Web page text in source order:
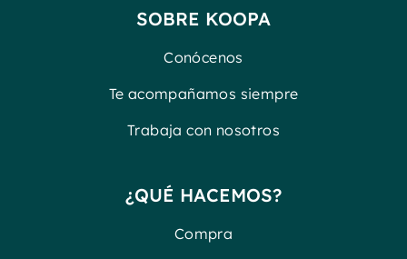
SOBRE KOOPA
Conócenos
Te acompañamos siempre
Trabaja con nosotros
¿QUÉ HACEMOS?
Compra